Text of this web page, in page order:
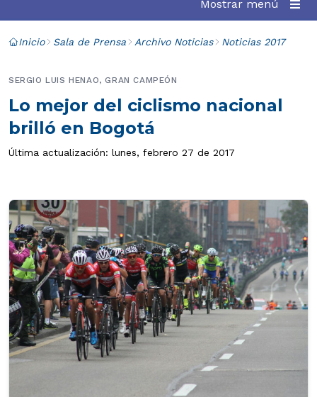
Mostrar menú
Inicio Sala de Prensa Archivo Noticias Noticias 2017
Lo mejor del ciclismo nacional
brilló en Bogotá
SERGIO LUIS HENAO, GRAN CAMPEÓN
Última actualización: lunes, febrero 27 de 2017